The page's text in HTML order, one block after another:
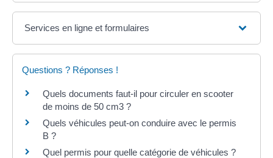
Services en ligne et formulaires
Questions ? Réponses !
Quels documents faut-il pour circuler en scooter
de moins de 50 cm3 ?
Quels véhicules peut-on conduire avec le permis
B ?
Quel permis pour quelle catégorie de véhicules ?